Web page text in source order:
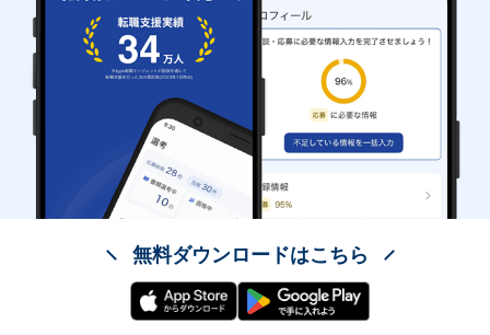
無料ダウンロードはこちら